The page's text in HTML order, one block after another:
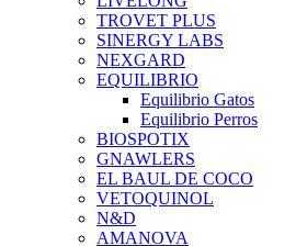
TROVET PLUS
SINERGY LABS
NEXGARD
EQUILIBRIO
Equilibrio Gatos
Equilibrio Perros
BIOSPOTIX
GNAWLERS
EL BAUL DE COCO
VETOQUINOL
N&D
AMANOVA